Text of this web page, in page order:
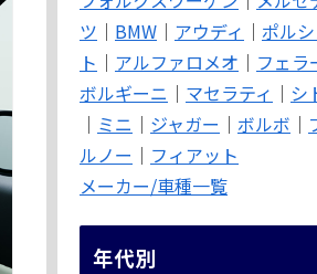
ツ ｜ BMW ｜ アウディ ｜ ポル
ト ｜ アルファロメオ ｜ フェラ
ボルギーニ ｜ マセラティ ｜ シ
｜ ミニ ｜ ジャガー ｜ ボルボ ｜
ルノー ｜ フィアット
メーカー/車種一覧
年代別